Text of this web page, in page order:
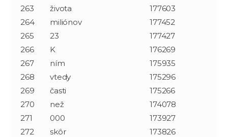
263
života
177603
264
miliónov
177452
265
23
177427
266
K
176269
267
ním
175935
268
vtedy
175296
269
časti
175266
270
než
174078
271
000
173927
272
skôr
173826